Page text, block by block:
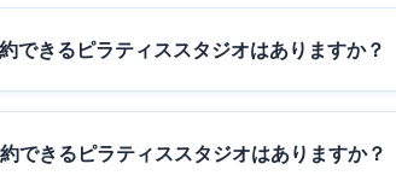
できるピラティススタジオはありますか？
できるピラティススタジオはありますか？